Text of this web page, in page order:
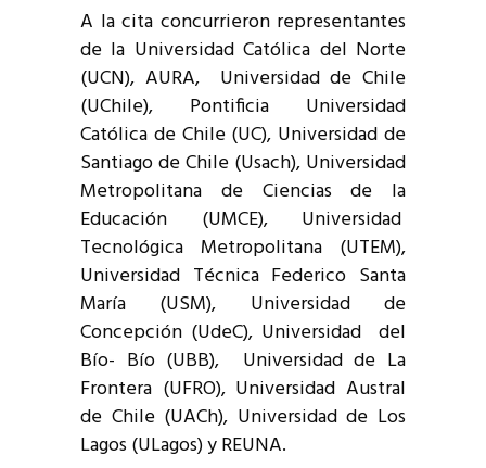
A la cita concurrieron representantes
de la Universidad Católica del Norte
(UCN), AURA, Universidad de Chile
(UChile), Pontificia Universidad
Católica de Chile (UC), Universidad de
Santiago de Chile (Usach), Universidad
Metropolitana de Ciencias de la
Educación (UMCE), Universidad
Tecnológica Metropolitana (UTEM),
Universidad Técnica Federico Santa
María (USM), Universidad de
Concepción (UdeC), Universidad del
Bío- Bío (UBB), Universidad de La
Frontera (UFRO), Universidad Austral
de Chile (UACh), Universidad de Los
Lagos (ULagos) y REUNA.